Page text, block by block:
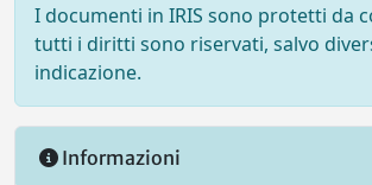
I documenti in IRIS sono protetti da
tutti i diritti sono riservati, salvo
indicazione.
Informazioni